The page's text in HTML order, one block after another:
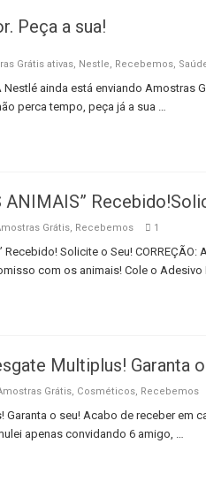
Peça a sua!
Grátis ativas, Nestle, Recebemos,
ainda está enviando Amostras
perca tempo, peça já a sua …
ANIMAIS”
Grátis, Recebemos 1
Recebido! Solicite o Seu! CORREÇÃO:
com os animais! Cole o Adesivo
Multiplus! Garanta
Grátis, Cosméticos, Recebemos
o seu! Acabo de receber em
apenas convidando 6 amigo, …